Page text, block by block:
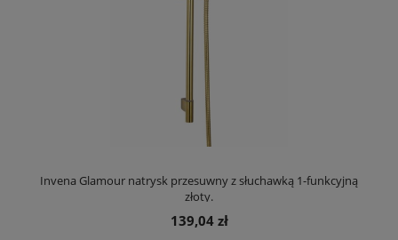
Invena Glamour natrysk przesuwny z słuchawką 1-funkcyjną
złoty.
139,04 zł